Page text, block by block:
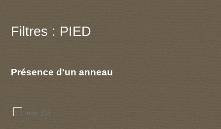
Filtres : PIED
Présence d'un anneau
non (1)